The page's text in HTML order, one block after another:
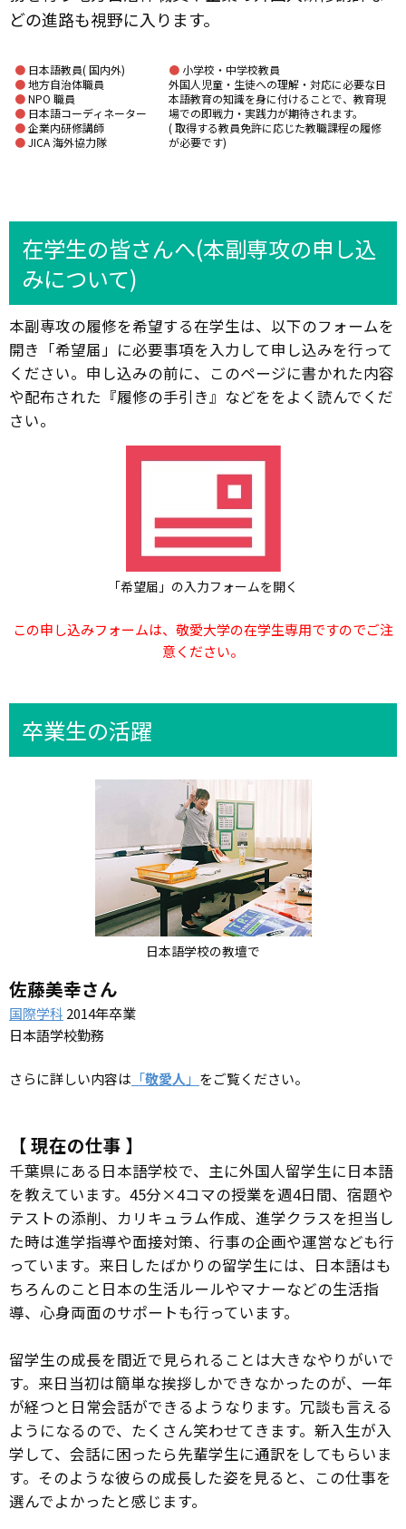
どの進路も視野に入ります。
● 日本語教員( 国内外)
●地方自治体職員
●NPO 職員
● 日本語コーディネーター
●企業内研修講師
●JICA 海外協力隊
● 小学校・中学校教員
外国人児童・生徒への理解・対応に必要な日
本語教育の知識を身に付けることで、教育現
場での即戦力・実践力が期待されます。
( 取得する教員免許に応じた教職課程の履修
が必要です)
在学生の皆さんへ(本副専攻の申し込
みについて)
本副専攻の履修を希望する在学生は、以下のフォームを
開き「希望届」に必要事項を入力して申し込みを行って
ください。申し込みの前に、このページに書かれた内容
や配布された『履修の手引き』などををよく読んでくだ
さい。
「希望届」の入力フォームを開く
この申し込みフォームは、敬愛大学の在学生専用ですのでご注
意ください。
卒業生の活躍
日本語学校の教壇で
佐藤美幸さん
国際学科 2014年卒業
日本語学校勤務
さらに詳しい内容は 「敬愛人 」 をご覧ください。
【 現在の仕事 】
千葉県にある日本語学校で、主に外国人留学生に日本語
を教えています。45分×4コマの授業を週4日間、宿題や
テストの添削、カリキュラム作成、進学クラスを担当し
た時は進学指導や面接対策、行事の企画や運営なども行
っています。来日したばかりの留学生には、日本語はも
ちろんのこと日本の生活ルールやマナーなどの生活指
導、心身両面のサポートも行っています。
留学生の成長を間近で見られることは大きなやりがいで
す。来日当初は簡単な挨拶しかできなかったのが、一年
が経つと日常会話ができるようなります。冗談も言える
ようになるので、たくさん笑わせてきます。新入生が入
学して、会話に困ったら先輩学生に通訳をしてもらいま
す。そのような彼らの成長した姿を見ると、この仕事を
選んでよかったと感じます。